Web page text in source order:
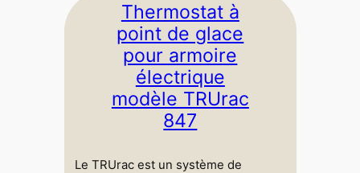
Thermostat à
point de glace
pour armoire
électrique
modèle TRUrac
847
Le TRUrac est un système de